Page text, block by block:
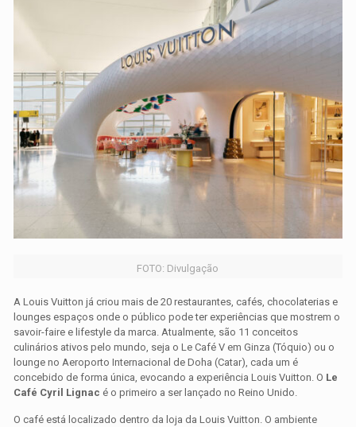
FOTO: Divulgação
A Louis Vuitton já criou mais de 20 restaurantes, cafés, chocolaterias e
lounges espaços onde o público pode ter experiências que mostrem o
savoir-faire e lifestyle da marca. Atualmente, são 11 conceitos
culinários ativos pelo mundo, seja o Le Café V em Ginza (Tóquio) ou o
lounge no Aeroporto Internacional de Doha (Catar), cada um é
concebido de forma única, evocando a experiência Louis Vuitton. O Le
Café Cyril Lignac é o primeiro a ser lançado no Reino Unido.
O café está localizado dentro da loja da Louis Vuitton. O ambiente